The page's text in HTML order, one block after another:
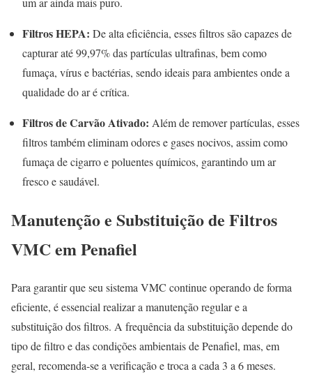
Filtros HEPA: De alta eficiência, esses filtros são capazes de
capturar até 99,97% das partículas ultrafinas, bem como
fumaça, vírus e bactérias, sendo ideais para ambientes onde a
qualidade do ar é crítica.
Filtros de Carvão Ativado: Além de remover partículas, esses
filtros também eliminam odores e gases nocivos, assim como
fumaça de cigarro e poluentes químicos, garantindo um ar
fresco e saudável.
Manutenção e Substituição de Filtros
VMC em Penafiel
Para garantir que seu sistema VMC continue operando de forma
eficiente, é essencial realizar a manutenção regular e a
substituição dos filtros. A frequência da substituição depende do
tipo de filtro e das condições ambientais de Penafiel, mas, em
geral, recomenda-se a verificação e troca a cada 3 a 6 meses.